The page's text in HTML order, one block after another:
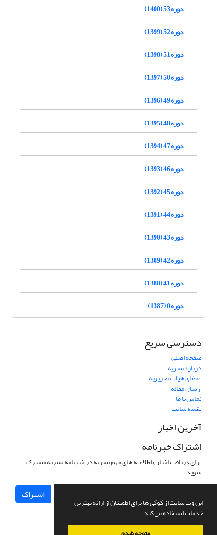
این وب سایت از کوکی ها برای اطمینان از ارائه بهترین
خدمات استفاده می کند.
دوره 53 (1400)
دوره 52 (1399)
دوره 51 (1398)
دوره 50 (1397)
دوره 49 (1396)
دوره 48 (1395)
دوره 47 (1394)
دوره 46 (1393)
دوره 45 (1392)
دوره 44 (1391)
دوره 43 (1390)
دوره 42 (1389)
دوره 41 (1388)
دوره 0 (1387)
دسترسی سریع
صفحه اصلی
درباره نشریه
اعضای هیات تحریریه
ارسال مقاله
تماس با ما
نقشه سایت
آخرین اخبار
اشتراک خبرنامه
برای دریافت اخبار و اطلاعیه های مهم نشریه در خبرنامه نشریه مشترک
شوید.
اشتراک